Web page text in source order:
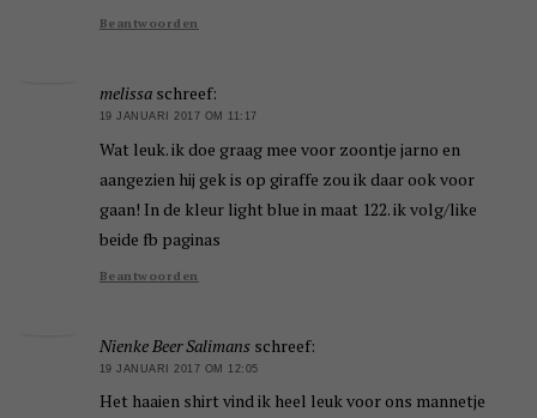
Beantwoorden
melissa schreef:
19 JANUARI 2017 OM 11:17
Wat leuk. ik doe graag mee voor zoontje jarno en
aangezien hij gek is op giraffe zou ik daar ook voor
gaan! In de kleur light blue in maat 122. ik volg/like
beide fb paginas
Beantwoorden
Nienke Beer Salimans schreef:
19 JANUARI 2017 OM 12:05
Het haaien shirt vind ik heel leuk voor ons mannetje